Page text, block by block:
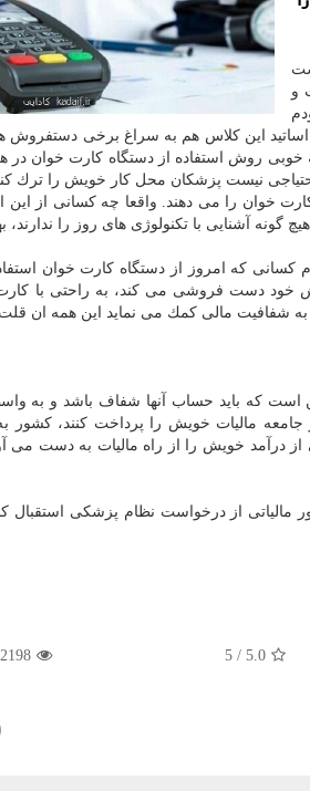
و
این كلاس هم به سراغ برخی دستفروش
خوبی روش استفاده از دستگاه كارت خوان در
نیست پزشكان محل كار خویش را ترك
خوان را می دهند. واقعا چه كسانی از این
آشنایی با تكنولوژی های روز را ندارند،
كه امروز از دستگاه كارت خوان
خود دست فروشی می كند، به راحتی با
شفافیت مالی كمك می نماید این همه ان
است كه باید حساب آنها شفاف باشد و به
مالیات خویش را پرداخت كنند،
خویش را از راه مالیات به دست می
مالیاتی از درخواست نظام پزشكی استقبال
5.0
/
5
2198